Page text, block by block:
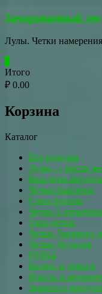
Перейти
содержимому
Зачарованный лес
Лулы. Четки
Итого
₽ 0.00
Корзина
Каталог
Все изделия
Лулы — расты
Браслеты-
Четки-браслеты
Союз Богинь
Четки 5
Таро-четки
Четки Древнего
Четки Друидов
РУНЫ
Бизнес и деньги
Власть и
Защита и